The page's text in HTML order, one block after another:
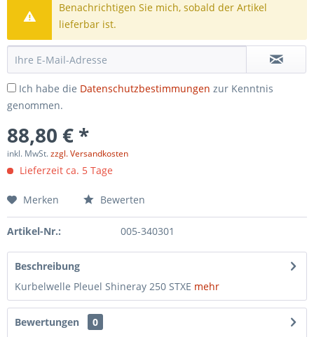
Benachrichtigen Sie mich, sobald der Artikel
lieferbar ist.
Ich habe die Datenschutzbestimmungen zur Kenntnis
genommen.
88,80 € *
inkl. MwSt.zzgl. Versandkosten
Lieferzeit ca. 5 Tage
Merken Bewerten
Artikel-Nr.: 005-340301
Beschreibung
Kurbelwelle Pleuel Shineray 250 STXE mehr
Bewertungen
0